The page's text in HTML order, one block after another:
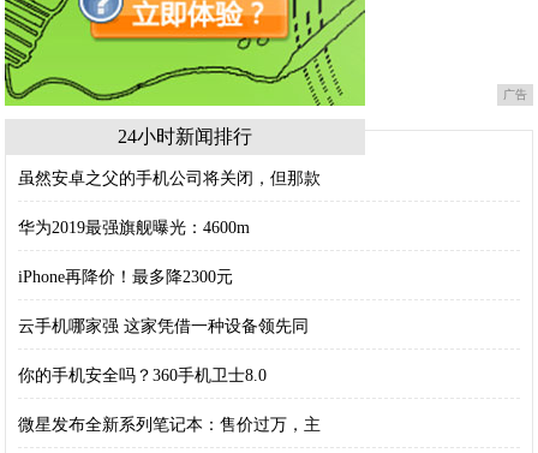
广告
24小时新闻排行
虽然安卓之父的手机公司将关闭，但那款
华为2019最强旗舰曝光：4600m
iPhone再降价！最多降2300元
云手机哪家强 这家凭借一种设备领先同
你的手机安全吗？360手机卫士8.0
微星发布全新系列笔记本：售价过万，主